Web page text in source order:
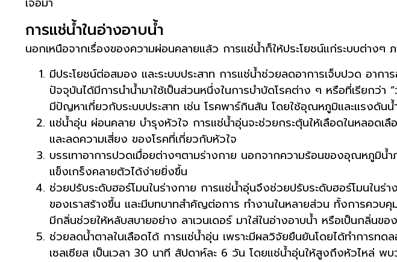
การแช่น้ำในอ่างอาบน้ำ
นอกเหนือจากเรื่องของความผ่อนคลายแล้ว การแช่น้ำก็ให้ประโยชน์แก่ระบบต่างๆ
มีประโยชน์ต่อสมอง และระบบประสาท การแช่น้ำช่วยลดอาการเจ็บปวด อา
ปัจจุบันได้มีการนำน้ำมาใช้เป็นส่วนหนึ่งในการบำบัดโรคต่าง ๆ หรือที่เรียก
มีปัญหาเกี่ยวกับระบบประสาท เช่น โรคพาร์กินสัน โดยใช้อุณหภูมิและแรงดันน้
แช่น้ำอุ่น ผ่อนคลาย บำรุงหัวใจ การแช่น้ำอุ่นจะช่วยกระตุ้นให้เลือดในหลอด
และลดความเสี่ยง ของโรคที่เกี่ยวกับหัวใจ
บรรเทาอาการปวดเมื่อยต่างๆตามร่างกาย นอกจากความร้อนของอุณหภูมิน้
แข็งเกร็งคลายตัวได้ง่ายยิ่งขึ้น
ช่วยปรับระดับฮอร์โมนในร่างกาย การแช่น้ำอุ่นจึงช่วยปรับระดับฮอร์โมนใน
ของเราสร้างขึ้น และมีบทบาทสำคัญต่อการ ทำงานในหลายส่วน ทั้งการคว
มีกลิ่นช่วยให้หลับสบายอย่าง ลาเวนเดอร์ มาใส่ในอ่างอาบน้ำ หรือเป็นกลิ่นข
ช่วยลดน้ำตาลในเลือดได้ การแช่น้ำอุ่น เพราะมีผลวิจัยยืนยันโดยได้ทำการ
เซลเซียส เป็นเวลา 30 นาที สัปดาห์ละ 6 วัน โดยแช่น้ำอุ่นให้สูงถึงหัวไหล่ พ